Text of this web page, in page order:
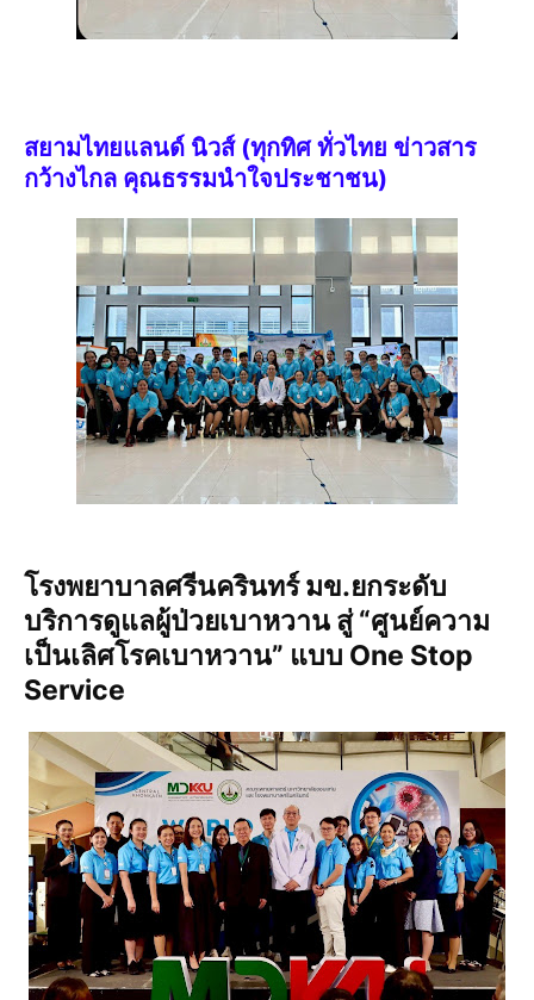
สยามไทยแลนด์ นิวส์ (ทุกทิศ ทั่วไทย ข่าวสาร
กว้างไกล คุณธรรมนำใจประชาชน)
โรงพยาบาลศรีนครินทร์ มข.ยกระดับ
บริการดูแลผู้ป่วยเบาหวาน สู่ “ศูนย์ความ
เป็นเลิศโรคเบาหวาน” แบบ One Stop
Service